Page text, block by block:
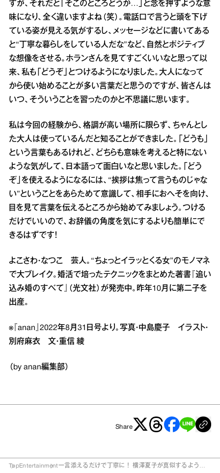
すが、それだと「そこのところどうか…」と念を押すような意
味になり、全く違いますよね（笑）。電話口で言うと頭を下げ
ている姿が見える気がするし、メッセージなどに書いてある
と“丁寧な暮らしをしている人だな”など、自然とポジティブ
な想像をさせる。ホランさんを見てすごくいいなと思って以
来、私も「どうぞ」とつけるようになりました。大人になって
から使い始めることが多い言葉だと思うのですが、皆さんは
いつ、そういうことを習ったのかと不思議に思います。
私は今回の経験から、格調が高い場所に限らず、ちゃんとし
た大人は使っているんだと知ることができました。「どうも」
という言葉もあるけれど、どちらも意味を考えると特にない
ような気がして、日本語って面白いなと思いました。「どう
ぞ」を使えるようになるには、“挨拶は焦って言うものじゃな
い”ということをあらためて意識して、相手におへそを向け、
目を見て言葉を伝えるところから始めてみましょう。つける
だけでいいので、お辞儀の角度を気にするよりも簡単にで
きるはずです！
よこさわ・なつこ 芸人。“ちょっとイラッとくる女”のモノマネ
で大ブレイク。婚活で培ったテクニックをまとめた著書『追い
込み婚のすべて』（光文社）が発売中。昨年10月に第二子を
出産。
※『anan』2022年8月31日号より。写真・中島慶子 イラスト・
別府麻衣 文・重信 綾
（by anan編集部）
Share
TopEntertainment一言添えるだけで丁寧に！ 横澤夏子が真似するように